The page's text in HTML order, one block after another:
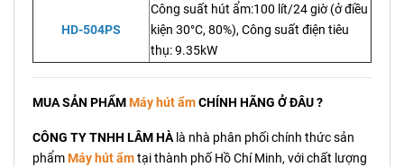
HD-504PS
Công suất hút ẩm:100 lít/24 giờ (ở điều
kiện 30°C, 80%), Công suất điện tiêu
thụ: 9.35kW
MUA SẢN PHẨMMáy hút ẩmCHÍNH HÃNG Ở ĐÂU ?
CÔNG TY TNHH LÂM HÀlà nhà phân phối chính thức sản
phẩmMáy hút ẩmtại thành phố Hồ Chí Minh, với chất lượng